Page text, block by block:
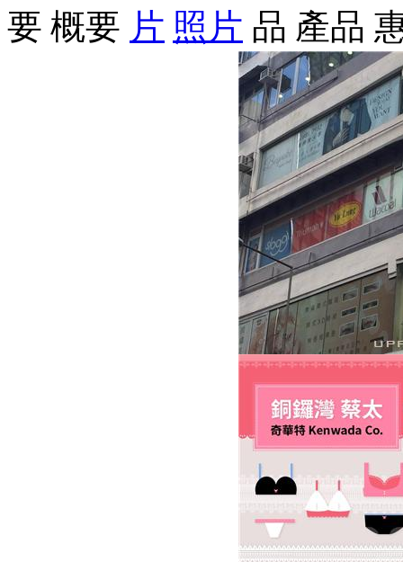
概要 照片 產品